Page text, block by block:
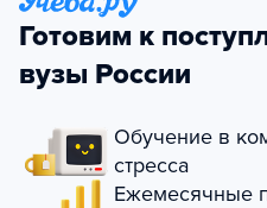
Готовим к
вузы России
Обучение в
стресса
Ежемесячные